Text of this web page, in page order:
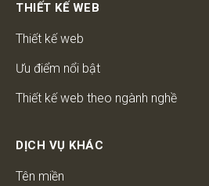
THIẾT KẾ WEB
Thiết kế web
Ưu điểm nổi bật
Thiết kế web theo ngành nghề
DỊCH VỤ KHÁC
Tên miền